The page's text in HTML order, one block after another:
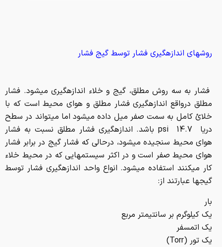
روش­های اندازه­گیری فشار توسط گیج فشار
فشار به سه روش مطلق، گیج و خلاء اندازه­گیری می­شود. فشار
مطلق درواقع اندازه­گیری فشار مطلق و هوای محیط است که با
خلائ کامل به سمت صفر میل داده می­شود اما می­تواند در سطح
دریا 14.7 psi باشد. اندازه­گیری فشار مطلق نسبت به فشار
هوای محیط سنجیده می­شود، درحالی که فشار گیج در برابر فشار
هوای محیط صفر است و در اکثر سیستم­هایی که در محیط خلاء
کار می­کنند استفاده می­شود. انواع واحد اندازه­گیری فشار توسط
گیج­ها عبارتند از:
بار
یک کیلوگرم بر سانتی­متر مربع
یک اتمسفر
یک تور (Torr)